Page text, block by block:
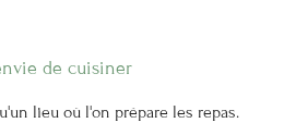
de cuisiner
lieu où l'on prépare les repas.